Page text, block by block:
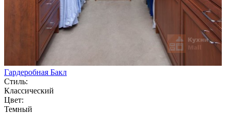
Гардеробная Бакл
Стиль:
Классический
Цвет:
Темный